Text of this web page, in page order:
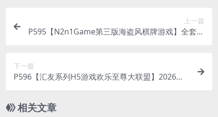
上一篇
P595【N2n1Game第三版海盗风棋牌游戏】全套完
下一篇
P596【汇友系列H5游戏欢乐至尊大联盟】2026最
相关文章